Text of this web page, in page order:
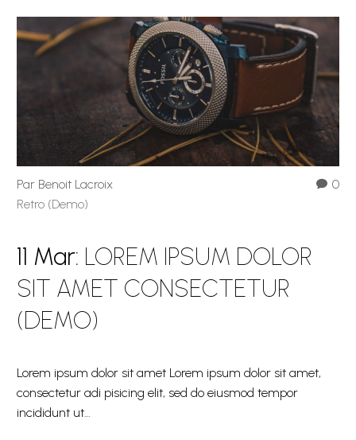
0
Par Benoit Lacroix
Retro (Demo)
11 Mar: LOREM IPSUM DOLOR
SIT AMET CONSECTETUR
(DEMO)
Lorem ipsum dolor sit amet Lorem ipsum dolor sit amet,
consectetur adi pisicing elit, sed do eiusmod tempor
incididunt ut…